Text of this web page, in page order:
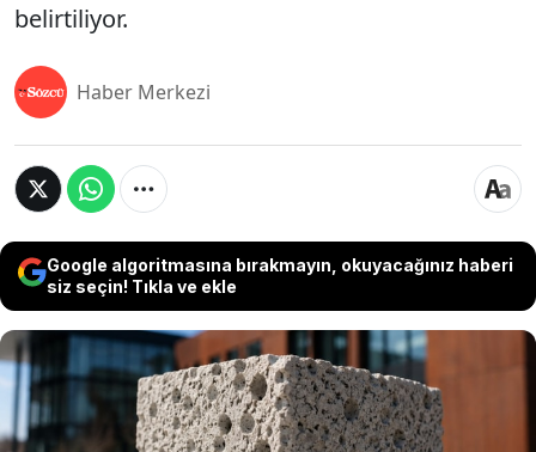
belirtiliyor.
Haber Merkezi
Google algoritmasına bırakmayın, okuyacağınız haberi
siz seçin! Tıkla ve ekle
ABD’deki Worcester Polytechnic Institute
araştırmacıları, karbondioksiti emerek